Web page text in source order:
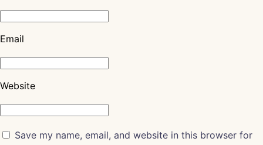
Email
Website
Save my name, email, and website in this browser for